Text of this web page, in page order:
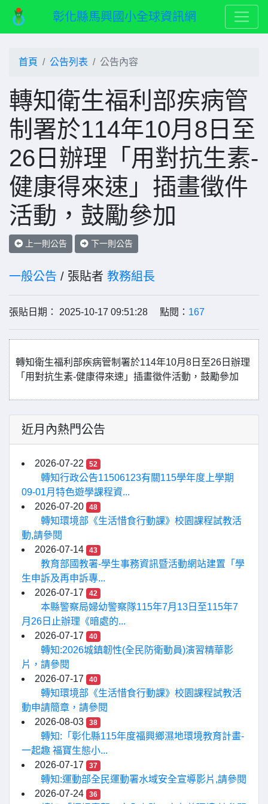
彰化縣馬興國小全球資訊網
首頁 公告列表 公告內容
轉知衛生福利部疾病管
制署於114年10月8日至
26日辦理「用對抗生素-
健康得來速」插畫徵件
活動，鼓勵參加
上一則公告 下一則公告
一般公告 / 張貼者 教務組長
張貼日期： 2025-10-17 09:51:28 點閱： 167
轉知衛生福利部疾病管制署於114年10月8日至26日辦理
「用對抗生素-健康得來速」插畫徵件活動，鼓勵參加
近月內熱門公告
2026-07-22 52
轉知行政公告11506123有關115學年度上學期
09-01月特色遊學課程資...
2026-07-20
48
轉知環境部《生活惜食行動課》校園課程試教活
動,請參閱
2026-07-14
43
教育部國教署-學生事務資訊暨活動網站建置「學
生申訴及再申訴專...
2026-07-17
42
本縣警察局婦幼警察隊115年7月13日至115年7
月26日止辦理《暗處的...
2026-07-17
40
轉知:2026城鎮韌性(全民防衛動員)演習精華影
片，請參閱
2026-07-17
40
轉知環境部《生活惜食行動課》校園課程試教活
動申請簡章，請參閱
2026-08-03
38
轉知:「彰化縣115年度福興鄉濕地環境教育計畫-
一起趣 福寶生態小...
2026-07-17
37
轉知:運動部全民運動署水域安全宣導影片,請參閱
2026-07-24
36